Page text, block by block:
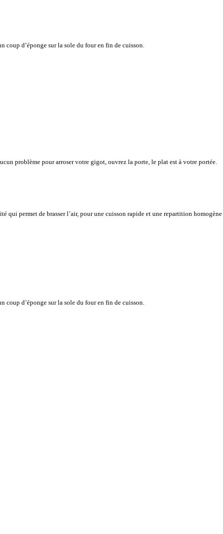
coup d’éponge sur la sole du four en fin de cuisson.
problème pour arroser votre gigot, ouvrez la porte, le plat est à votre portée.
qui permet de brasser l’air, pour une cuisson rapide et une repartition homogène
coup d’éponge sur la sole du four en fin de cuisson.